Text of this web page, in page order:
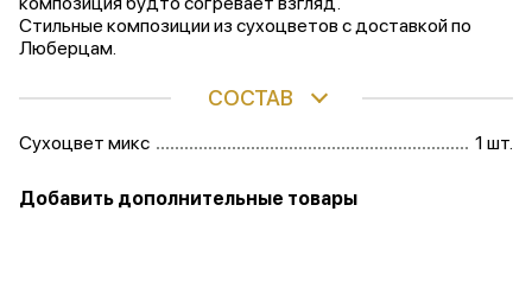
Стильные композиции из сухоцветов с доставкой по
Люберцам.
СОСТАВ
Сухоцвет микс 1 шт.
Добавить дополнительные товары